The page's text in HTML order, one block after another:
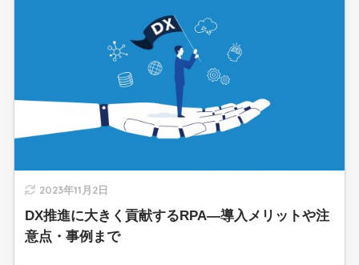
2023年11月2日
DX推進に大きく貢献するRPA―導入メリットや注
意点・事例まで